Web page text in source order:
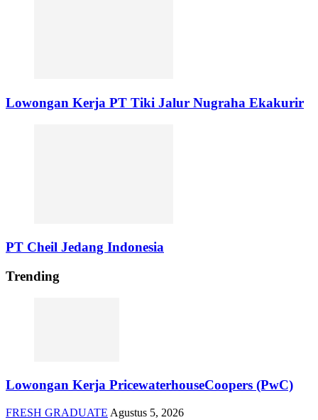
Lowongan Kerja PT Tiki Jalur Nugraha Ekakurir
PT Cheil Jedang Indonesia
Trending
Lowongan Kerja PricewaterhouseCoopers (PwC)
FRESH GRADUATE Agustus 5, 2026